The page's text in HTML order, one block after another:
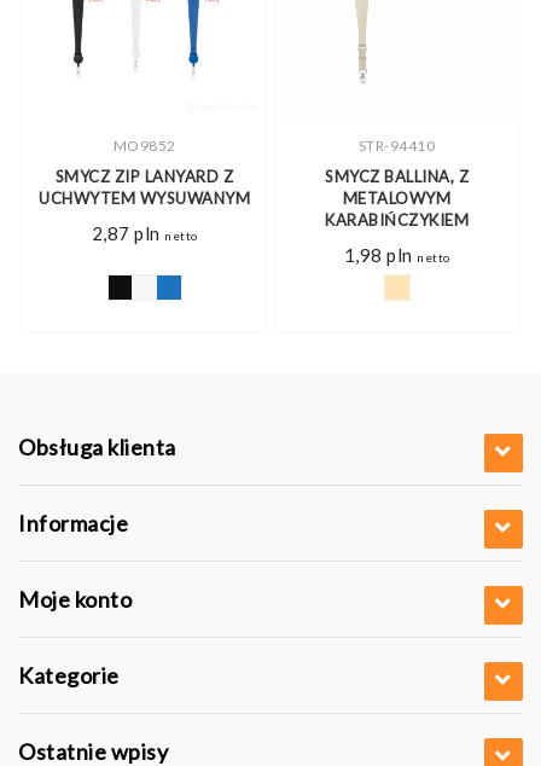
MO9852
SMYCZ ZIP LANYARD Z
UCHWYTEM WYSUWANYM
2,87 pln netto
STR-94410
SMYCZ BALLINA, Z
METALOWYM
KARABIŃCZYKIEM
1,98 pln netto
Obsługa klienta
Informacje
Moje konto
Kategorie
Ostatnie wpisy